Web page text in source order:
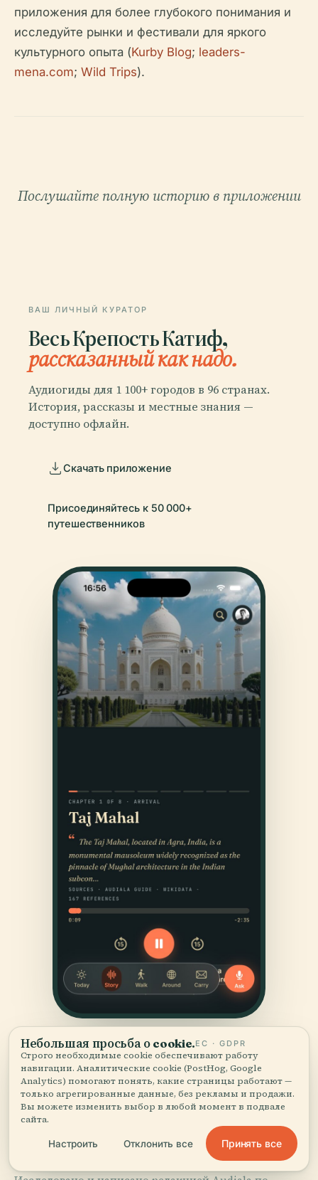
приложения для более глубокого понимания и
исследуйте рынки и фестивали для яркого
культурного опыта (Kurby Blog; leaders-
mena.com; Wild Trips).
Послушайте полную историю в приложении
ВАШ ЛИЧНЫЙ КУРАТОР
Весь Крепость Катиф,
рассказанный как надо.
Аудиогиды для 1 100+ городов в 96 странах.
История, рассказы и местные знания —
доступно офлайн.
Скачать приложение
Присоединяйтесь к 50 000+
путешественников
ИСТОЧНИКИ
Проверено и показано.
Небольшая просьба о cookie.ЕС · GDPR
Строго необходимые cookie обеспечивают работу
навигации. Аналитические cookie (PostHog, Google
Analytics) помогают понять, какие страницы работают —
только агрегированные данные, без рекламы и продажи.
Вы можете изменить выбор в любой момент в подвале
сайта.
Настроить Отклонить все Принять все